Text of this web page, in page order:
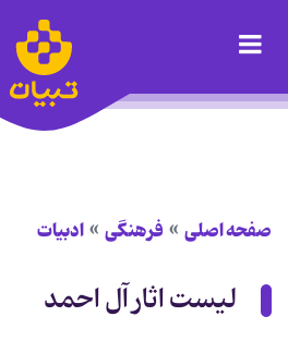
صفحه اصلی فرهنگی ادبیات
لیست اثار آل احمد